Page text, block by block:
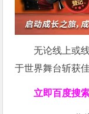
无论线上或
于世界舞台斩获佳
立即百度搜